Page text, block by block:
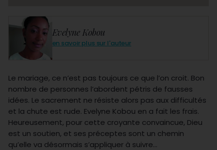
Evelyne Kobou
en savoir plus sur l'auteur
Le mariage, ce n’est pas toujours ce que l’on croit. Bon
nombre de personnes l’abordent pétris de fausses
idées. Le sacrement ne résiste alors pas aux difficultés
et la chute est rude. Evelyne Kobou en a fait les frais.
Heureusement, pour cette croyante convaincue, Dieu
est un soutien, et ses préceptes sont un chemin
qu’elle va désormais s’appliquer à suivre…